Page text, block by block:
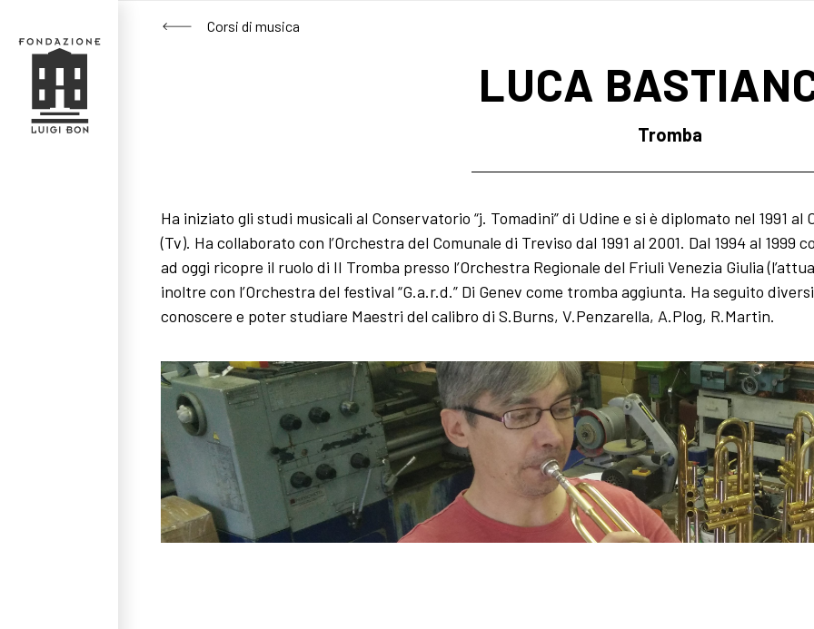
Corsi di musica
LUCA
Tromba
Ha iniziato gli studi musicali al Conservatorio “j. Tomadini” di Udine e si è diplomato nel 1991
(Tv). Ha collaborato con l’Orchestra del Comunale di Treviso dal 1991 al 2001. Dal 1994 al
ad oggi ricopre il ruolo di II Tromba presso l’Orchestra Regionale del Friuli Venezia Giulia
inoltre con l’Orchestra del festival “G.a.r.d.” Di Genev come tromba aggiunta. Ha seguito
conoscere e poter studiare Maestri del calibro di S.Burns, V.Penzarella, A.Plog, R.Martin.